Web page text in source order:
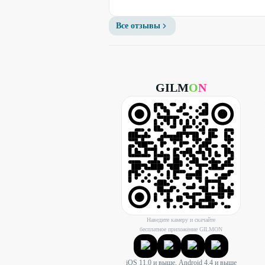
Все отзывы
GILMON
Наведите камеру и скачайте
бесплатное приложение GILMON
iOS 11.0 и выше, Android 4.4 и выше